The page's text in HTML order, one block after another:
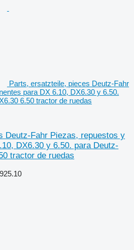
Parts, ersatzteile, pieces Deutz-Fahr
para DX 6.10, DX6.30 y 6.50.
6.50 tractor de ruedas
Deutz-Fahr Piezas, repuestos y
DX6.30 y 6.50. para Deutz-
tractor de ruedas